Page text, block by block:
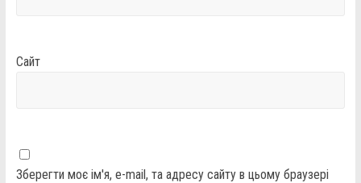
Сайт
Зберегти моє ім'я, e-mail, та адресу сайту в цьому браузері